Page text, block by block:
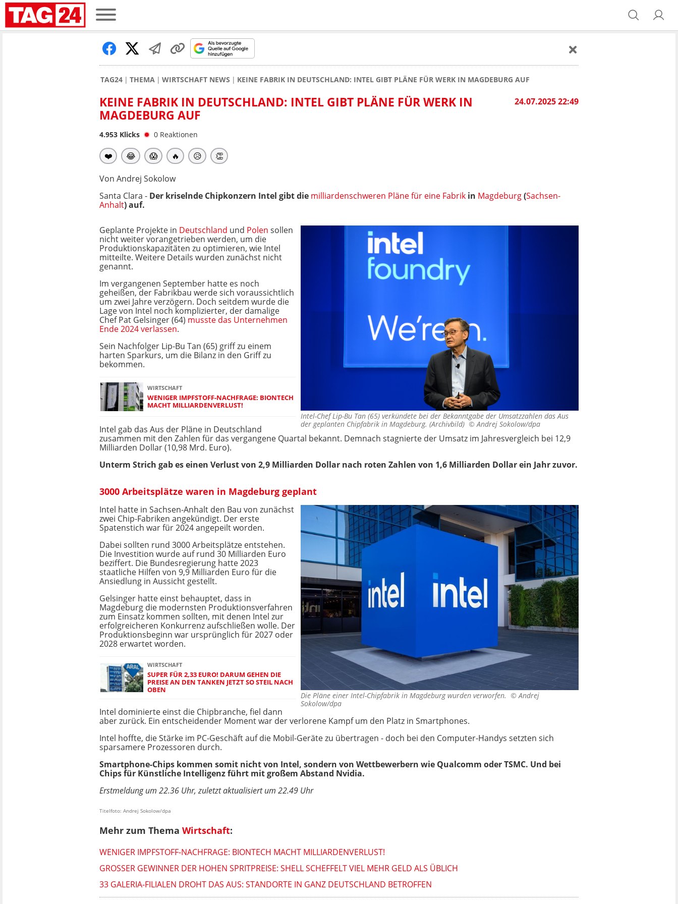
TAG24 THEMA WIRTSCHAFT NEWS KEINE FABRIK IN DEUTSCHLAND: INTEL GIBT PLÄNE FÜR WERK IN MAGDEBURG AUF
24.07.2025 22:49
KEINE FABRIK IN DEUTSCHLAND: INTEL GIBT PLÄNE FÜR WERK IN
MAGDEBURG AUF
4.953 Klicks 0 Reaktionen
❤️ 😂 😱 🔥 😥 👏
Von Andrej Sokolow
Santa Clara - Der kriselnde Chipkonzern Intel gibt die milliardenschweren Pläne für eine Fabrik in Magdeburg(Sachsen-
Anhalt) auf.
Intel-Chef Lip-Bu Tan (65) verkündete bei der Bekanntgabe der Umsatzzahlen das Aus
der geplanten Chipfabrik in Magdeburg. (Archivbild) ©Andrej Sokolow/dpa
Geplante Projekte in Deutschland und Polen sollen
nicht weiter vorangetrieben werden, um die
Produktionskapazitäten zu optimieren, wie Intel
mitteilte. Weitere Details wurden zunächst nicht
genannt.
Im vergangenen September hatte es noch
geheißen, der Fabrikbau werde sich voraussichtlich
um zwei Jahre verzögern. Doch seitdem wurde die
Lage von Intel noch komplizierter, der damalige
Chef Pat Gelsinger (64) musste das Unternehmen
Ende 2024 verlassen.
Sein Nachfolger Lip-Bu Tan (65) griff zu einem
harten Sparkurs, um die Bilanz in den Griff zu
bekommen.
WIRTSCHAFT
WENIGER IMPFSTOFF-NACHFRAGE: BIONTECH
MACHT MILLIARDENVERLUST!
Intel gab das Aus der Pläne in Deutschland
zusammen mit den Zahlen für das vergangene Quartal bekannt. Demnach stagnierte der Umsatz im Jahresvergleich bei 12,9
Milliarden Dollar (10,98 Mrd. Euro).
Unterm Strich gab es einen Verlust von 2,9 Milliarden Dollar nach roten Zahlen von 1,6 Milliarden Dollar ein Jahr zuvor.
3000 Arbeitsplätze waren in Magdeburg geplant
Die Pläne einer Intel-Chipfabrik in Magdeburg wurden verworfen. ©Andrej
Sokolow/dpa
Intel hatte in Sachsen-Anhalt den Bau von zunächst
zwei Chip-Fabriken angekündigt. Der erste
Spatenstich war für 2024 angepeilt worden.
Dabei sollten rund 3000 Arbeitsplätze entstehen.
Die Investition wurde auf rund 30 Milliarden Euro
beziffert. Die Bundesregierung hatte 2023
staatliche Hilfen von 9,9 Milliarden Euro für die
Ansiedlung in Aussicht gestellt.
Gelsinger hatte einst behauptet, dass in
Magdeburg die modernsten Produktionsverfahren
zum Einsatz kommen sollten, mit denen Intel zur
erfolgreicheren Konkurrenz aufschließen wolle. Der
Produktionsbeginn war ursprünglich für 2027 oder
2028 erwartet worden.
WIRTSCHAFT
SUPER FÜR 2,33 EURO! DARUM GEHEN DIE
PREISE AN DEN TANKEN JETZT SO STEIL NACH
OBEN
Intel dominierte einst die Chipbranche, fiel dann
aber zurück. Ein entscheidender Moment war der verlorene Kampf um den Platz in Smartphones.
Intel hoffte, die Stärke im PC-Geschäft auf die Mobil-Geräte zu übertragen - doch bei den Computer-Handys setzten sich
sparsamere Prozessoren durch.
Smartphone-Chips kommen somit nicht von Intel, sondern von Wettbewerbern wie Qualcomm oder TSMC. Und bei
Chips für Künstliche Intelligenz führt mit großem Abstand Nvidia.
Erstmeldung um 22.36 Uhr, zuletzt aktualisiert um 22.49 Uhr
Titelfoto: Andrej Sokolow/dpa
Mehr zum Thema Wirtschaft:
WENIGER IMPFSTOFF-NACHFRAGE: BIONTECH MACHT MILLIARDENVERLUST!
GROSSER GEWINNER DER HOHEN SPRITPREISE: SHELL SCHEFFELT VIEL MEHR GELD ALS ÜBLICH
33 GALERIA-FILIALEN DROHT DAS AUS: STANDORTE IN GANZ DEUTSCHLAND BETROFFEN